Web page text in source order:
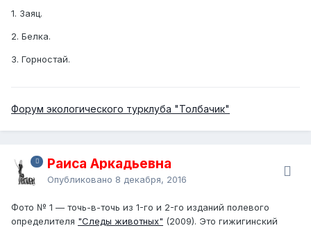
1. Заяц.
2. Белка.
3. Горностай.
Форум экологического турклуба "Толбачик"
Раиса Аркадьевна
Опубликовано 8 декабря, 2016
Фото № 1 — точь-в-точь из 1-го и 2-го изданий полевого
определителя "Следы животных" (2009). Это гижигинский